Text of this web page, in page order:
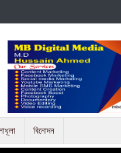
বিনোদন